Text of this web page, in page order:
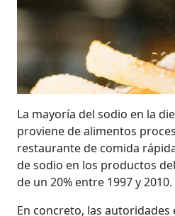
La mayoría del sodio en la
proviene de alimentos
restaurante de comida
de sodio en los productos
de un 20% entre 1997 y 2010.
En concreto, las autoridades